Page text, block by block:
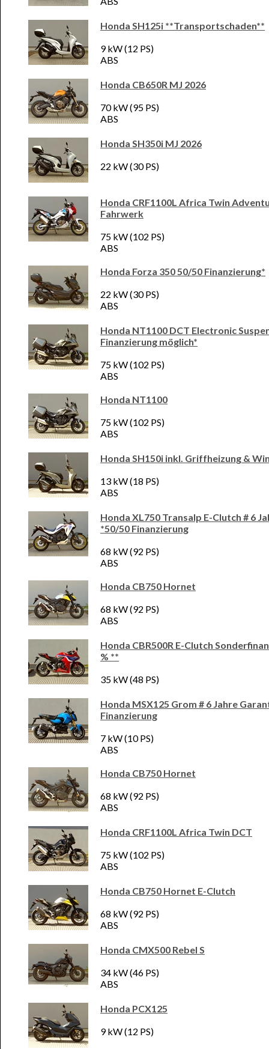
Honda SH125i **Transportschaden**
9 kW (12 PS)
ABS
Honda CB650R MJ 2026
70 kW (95 PS)
ABS
Honda SH350i MJ 2026
22 kW (30 PS)
Honda CRF1100L Africa Twin
Fahrwerk
75 kW (102 PS)
ABS
Honda Forza 350 50/50 Finanzierung*
22 kW (30 PS)
ABS
Honda NT1100 DCT Electronic
Finanzierung möglich*
75 kW (102 PS)
ABS
Honda NT1100
75 kW (102 PS)
ABS
Honda SH150i inkl. Griffheizung &
13 kW (18 PS)
ABS
Honda XL750 Transalp E-Clutch # 6
*50/50 Finanzierung
68 kW (92 PS)
ABS
Honda CB750 Hornet
68 kW (92 PS)
ABS
Honda CBR500R E-Clutch
% **
35 kW (48 PS)
Honda MSX125 Grom # 6 Jahre
Finanzierung
7 kW (10 PS)
ABS
Honda CB750 Hornet
68 kW (92 PS)
ABS
Honda CRF1100L Africa Twin DCT
75 kW (102 PS)
ABS
Honda CB750 Hornet E-Clutch
68 kW (92 PS)
ABS
Honda CMX500 Rebel S
34 kW (46 PS)
ABS
Honda PCX125
9 kW (12 PS)